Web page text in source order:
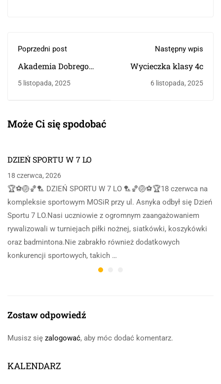
Poprzedni post
Akademia Dobrego
5 listopada, 2025
Następny wpis
Wycieczka klasy 4c
6 listopada, 2025
Może Ci się spodobać
DZIEŃ SPORTU W 7 LO
18 czerwca, 2026
🏆⚽🏐🏀🏸 DZIEŃ SPORTU W 7 LO 🏸🏀🏐⚽🏆18 czerwca na
kompleksie sportowym MOSiR przy ul. Asnyka odbył się Dzień
Sportu 7 LO.Nasi uczniowie z ogromnym zaangażowaniem
rywalizowali w turniejach piłki nożnej, siatkówki, koszykówki
oraz badmintona.Nie zabrakło również dodatkowych
konkurencji sportowych, takich …
Zostaw odpowiedź
Musisz się zalogować, aby móc dodać komentarz.
KALENDARZ